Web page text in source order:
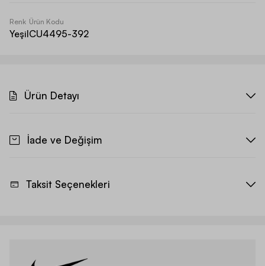
Renk
Yeşil
Ürün Kodu
CU4495-392
Ürün Detayı
İade ve Değişim
Taksit Seçenekleri